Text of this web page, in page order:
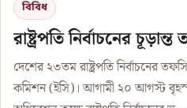
বিবিধ
রাষ্ট্রপতি নির্বাচনের
দেশের ২৩তম রাষ্ট্রপতি নির্বাচনের
কমিশন (ইসি)। আগামী ২০ আগস্ট